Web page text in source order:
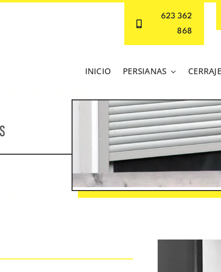
623 362
868
INICIO PERSIANAS